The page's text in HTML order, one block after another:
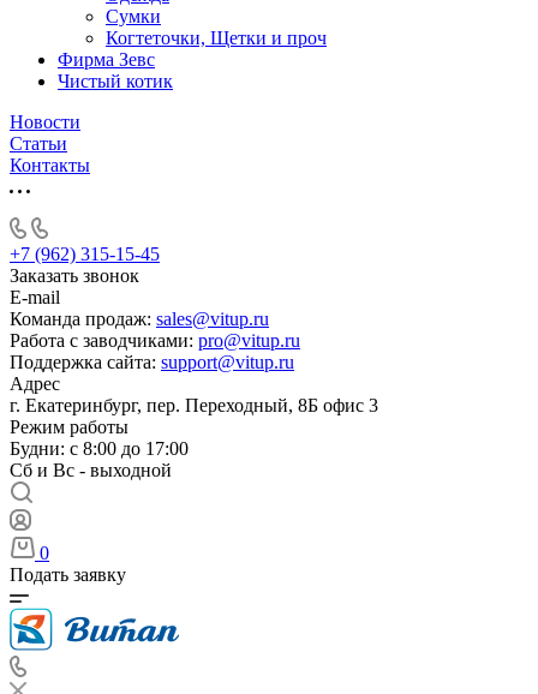
Сумки
Когтеточки, Щетки и проч
Фирма Зевс
Чистый котик
Новости
Статьи
Контакты
+7 (962) 315-15-45
Заказать звонок
E-mail
Команда продаж: sales@vitup.ru
Работа с заводчиками: pro@vitup.ru
Поддержка сайта: support@vitup.ru
Адрес
г. Екатеринбург, пер. Переходный, 8Б офис 3
Режим работы
Будни: с 8:00 до 17:00
Сб и Вс - выходной
0
Подать заявку